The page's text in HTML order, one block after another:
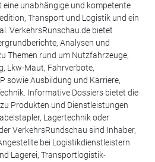
eine unabhängige und kompetente
Transport und Logistik und ein
VerkehrsRunschau.de bietet
Analysen und
Themen rund um Nutzfahrzeuge,
Lkw-Maut, Fahrverbote,
sowie Ausbildung und Karriere,
Informative Dossiers bietet die
Produkten und Dienstleistungen
Lagertechnik oder
VerkehrsRundschau sind Inhaber,
bei Logistikdienstleistern
Lagerei, Transportlogistik-